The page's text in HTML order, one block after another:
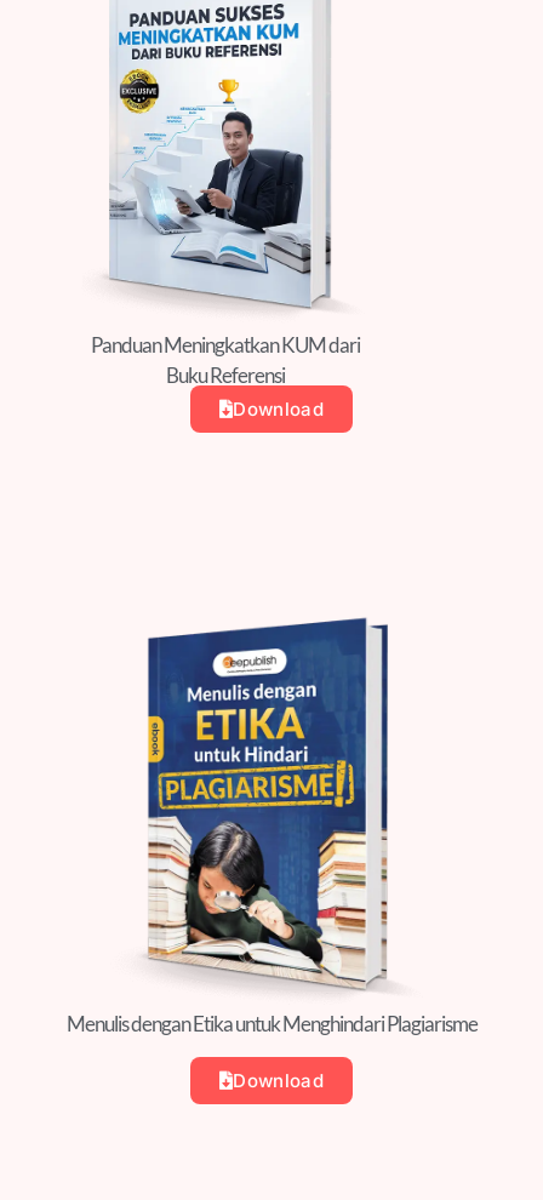
Panduan Meningkatkan KUM dari
Buku Referensi
Download
Menulis dengan Etika untuk Menghindari Plagiarisme
Download